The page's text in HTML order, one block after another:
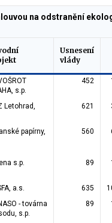
na odstranění
Usnesení
vlády
s.p.
452
Letohrad,
621
papírny,
560
s.p. 89
a.s. 635
- továrna
s.p.
89